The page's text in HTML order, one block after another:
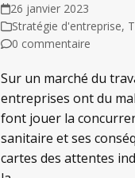
26 janvier 2023
Stratégie d'entreprise,
0 commentaire
Sur un marché du
entreprises ont du
font jouer la
sanitaire et ses
cartes des attentes